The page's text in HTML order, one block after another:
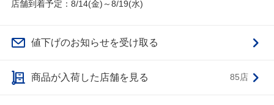
店舗到着予定：8/14(金)～8/19(水)
値下げのお知らせを受け取る
商品が入荷した店舗を見る 85店